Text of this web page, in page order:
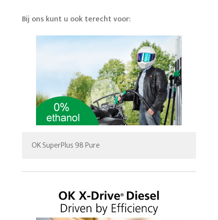
Bij ons kunt u ook terecht voor:
OK SuperPlus 98 Pure